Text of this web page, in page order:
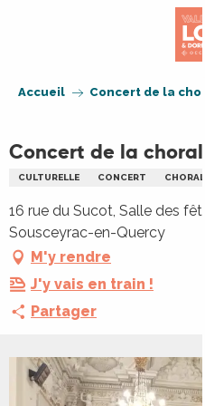
Accueil Concert de la
Concert de la
CULTURELLE CONCERT CHORALE
16 rue du Sucot, Salle des
Sousceyrac-en-Quercy
M'y rendre
J'y vais en train !
Partager